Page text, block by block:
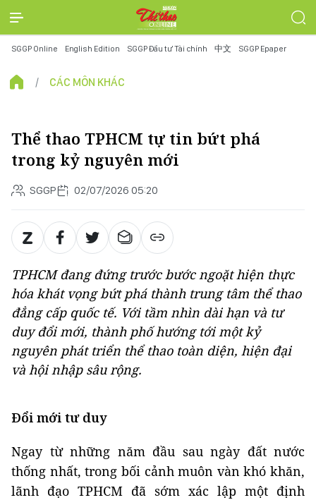
SGGP Online English Edition SGGP Đầu tư Tài chính 中文 SGGP Epaper
CÁC MÔN KHÁC
Thể thao TPHCM tự tin bứt phá
trong kỷ nguyên mới
SGGP 02/07/2026 05:20
TPHCM đang đứng trước bước ngoặt hiện thực
hóa khát vọng bứt phá thành trung tâm thể thao
đẳng cấp quốc tế. Với tầm nhìn dài hạn và tư
duy đổi mới, thành phố hướng tới một kỷ
nguyên phát triển thể thao toàn diện, hiện đại
và hội nhập sâu rộng.
Đổi mới tư duy
Ngay từ những năm đầu sau ngày đất nước
thống nhất, trong bối cảnh muôn vàn khó khăn,
lãnh đạo TPHCM đã sớm xác lập một định